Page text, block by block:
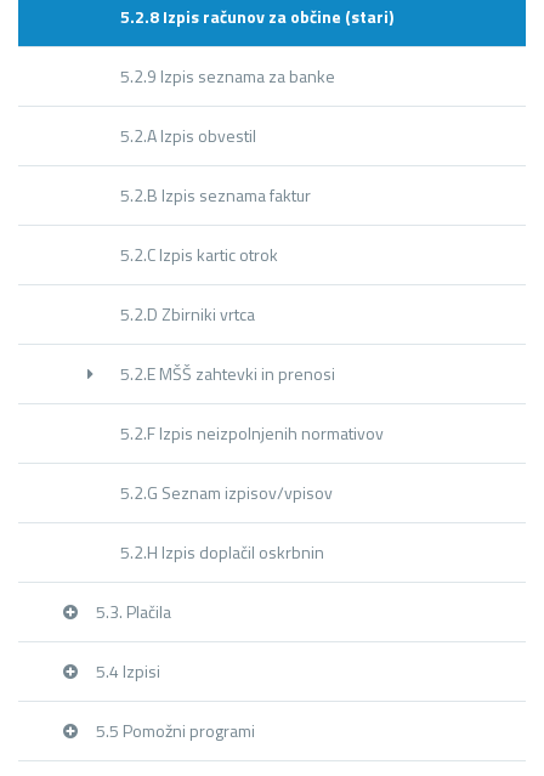
5.2.8 Izpis računov za občine (stari)
5.2.9 Izpis seznama za banke
5.2.A Izpis obvestil
5.2.B Izpis seznama faktur
5.2.C Izpis kartic otrok
5.2.D Zbirniki vrtca
5.2.E MŠŠ zahtevki in prenosi
5.2.F Izpis neizpolnjenih normativov
5.2.G Seznam izpisov/vpisov
5.2.H Izpis doplačil oskrbnin
5.3. Plačila
5.4 Izpisi
5.5 Pomožni programi